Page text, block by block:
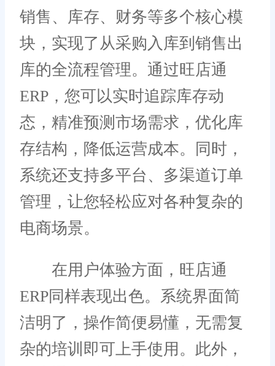
销售、库存、财务等多个核心模
块，实现了从采购入库到销售出
库的全流程管理。通过旺店通
ERP，您可以实时追踪库存动
态，精准预测市场需求，优化库
存结构，降低运营成本。同时，
系统还支持多平台、多渠道订单
管理，让您轻松应对各种复杂的
电商场景。
在用户体验方面，旺店通
ERP同样表现出色。系统界面简
洁明了，操作简便易懂，无需复
杂的培训即可上手使用。此外，